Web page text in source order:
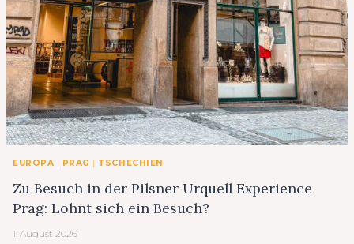
EUROPA PRAG TSCHECHIEN
Zu Besuch in der Pilsner Urquell Experience
Prag: Lohnt sich ein Besuch?
1. August 2026